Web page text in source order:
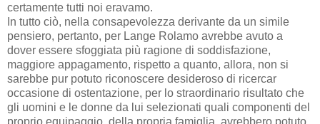
certamente tutti noi eravamo.
In tutto ciò, nella consapevolezza derivante da un simile
pensiero, pertanto, per Lange Rolamo avrebbe avuto a
dover essere sfoggiata più ragione di soddisfazione,
maggiore appagamento, rispetto a quanto, allora, non si
sarebbe pur potuto riconoscere desideroso di ricercar
occasione di ostentazione, per lo straordinario risultato che
gli uomini e le donne da lui selezionati quali componenti del
proprio equipaggio, della propria famiglia, avrebbero potuto